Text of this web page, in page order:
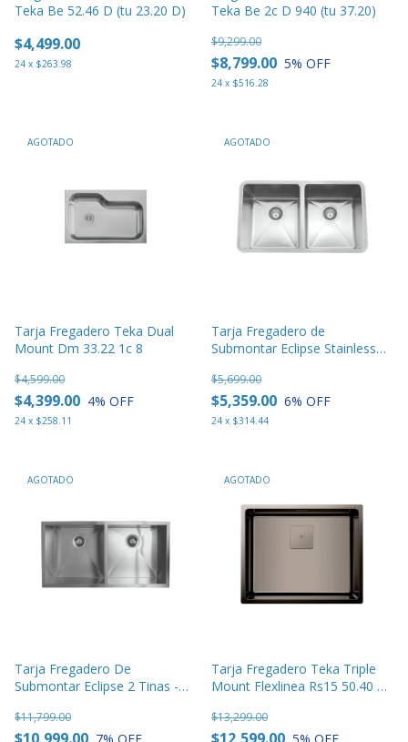
Teka Be 52.46 D (tu 23.20 D)
$4,499.00
24 x $263.98
Teka Be 2c D 940 (tu 37.20)
$8,799.00
$9,299.00
5% OFF
24 x $516.28
AGOTADO
Tarja Fregadero Teka Dual
Mount Dm 33.22 1c 8
$4,399.00
$4,599.00
4% OFF
24 x $258.11
AGOTADO
Tarja Fregadero de
Submontar Eclipse Stainless
$5,359.00
$5,699.00
6% OFF
24 x $314.44
AGOTADO
Tarja Fregadero De
Submontar Eclipse 2 Tinas -
$11,799.00
AGOTADO
Tarja Fregadero Teka Triple
Mount Flexlinea Rs15 50.40 Sq
$13,299.00